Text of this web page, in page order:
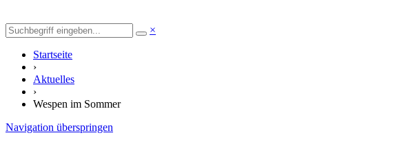
×
Startseite
›
Aktuelles
›
Wespen im Sommer
Navigation überspringen